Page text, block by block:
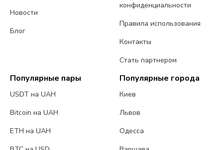
Новости
Блог
конфиденциальности
Правила использования
Контакты
Стать партнером
Популярные пары
USDT на UAH
Bitcoin на UAH
ETH на UAH
Популярные города
Киев
Львов
Одесса